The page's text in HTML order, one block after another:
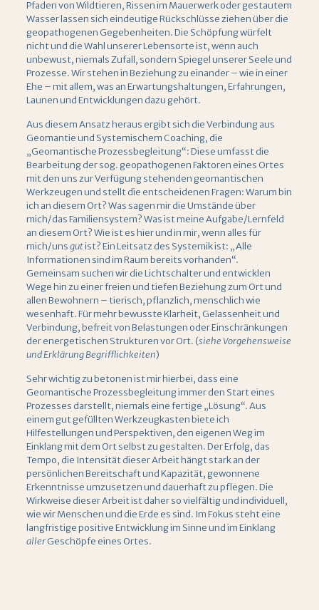
Pfaden von Wildtieren, Rissen im Mauerwerk oder gestautem
Wasser lassen sich eindeutige Rückschlüsse ziehen über die
geopathogenen Gegebenheiten. Die Schöpfung würfelt
nicht und die Wahl unserer Lebensorte ist, wenn auch
unbewust, niemals Zufall, sondern Spiegel unserer Seele und
Prozesse. Wir stehen in Beziehung zu einander – wie in einer
Ehe – mit allem, was an Erwartungshaltungen, Erfahrungen,
Launen und Entwicklungen dazu gehört.
Aus diesem Ansatz heraus ergibt sich die Verbindung aus
Geomantie und Systemischem Coaching, die
„Geomantische Prozessbegleitung“: Diese umfasst die
Bearbeitung der sog. geopathogenen Faktoren eines Ortes
mit den uns zur Verfügung stehenden geomantischen
Werkzeugen und stellt die entscheidenen Fragen: Warum bin
ich an diesem Ort? Was sagen mir die Umstände über
mich/das Familiensystem? Was ist meine Aufgabe/Lernfeld
an diesem Ort? Wie ist es hier und in mir, wenn alles für
mich/unsgutist? Ein Leitsatz des Systemik ist: „Alle
Informationen sind im Raum bereits vorhanden“.
Gemeinsam suchen wir die Lichtschalter und entwicklen
Wege hin zu einer freien und tiefen Beziehung zum Ort und
allen Bewohnern – tierisch, pflanzlich, menschlich wie
wesenhaft. Für mehr bewusste Klarheit, Gelassenheit und
Verbindung, befreit von Belastungen oder Einschränkungen
der energetischen Strukturen vor Ort. (siehe Vorgehensweise
und Erklärung Begrifflichkeiten)
Sehr wichtig zu betonen ist mir hierbei, dass eine
Geomantische Prozessbegleitung immer den Start eines
Prozesses darstellt, niemals eine fertige „Lösung“. Aus
einem gut gefüllten Werkzeugkasten biete ich
Hilfestellungen und Perspektiven, den eigenen Weg im
Einklang mit dem Ort selbst zu gestalten. Der Erfolg, das
Tempo, die Intensität dieser Arbeit hängt stark an der
persönlichen Bereitschaft und Kapazität, gewonnene
Erkenntnisse umzusetzen und dauerhaft zu pflegen. Die
Wirkweise dieser Arbeit ist daher so vielfältig und individuell,
wie wir Menschen und die Erde es sind. Im Fokus steht eine
langfristige positive Entwicklung im Sinne und im Einklang
allerGeschöpfe eines Ortes.